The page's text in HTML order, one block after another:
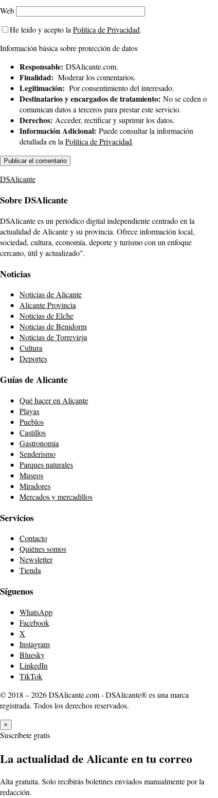
Web
He leído y acepto laPolítica de Privacidad.
Información básica sobre protección de datos
Responsable: DSAlicante.com.
Finalidad: Moderar los comentarios.
Legitimación: Por consentimiento del interesado.
Destinatarios y encargados de tratamiento: No se ceden o
comunican datos a terceros para prestar este servicio.
Derechos: Acceder, rectificar y suprimir los datos.
Información Adicional: Puede consultar la información
detallada en laPolítica de Privacidad.
DSAlicante
Sobre DSAlicante
DSAlicante es un periódico digital independiente centrado en la
actualidad de Alicante y su provincia. Ofrece información local,
sociedad, cultura, economía, deporte y turismo con un enfoque
cercano, útil y actualizado".
Noticias
Noticias de Alicante
Alicante Provincia
Noticias de Elche
Noticias de Benidorm
Noticias de Torrevieja
Cultura
Deportes
Guías de Alicante
Qué hacer en Alicante
Playas
Pueblos
Castillos
Gastronomía
Senderismo
Parques naturales
Museos
Miradores
Mercados y mercadillos
Servicios
Contacto
Quiénes somos
Newsletter
Tienda
Síguenos
WhatsApp
Facebook
X
Instagram
Bluesky
LinkedIn
TikTok
© 2018 – 2026 DSAlicante.com - DSAlicante® es una marca
registrada. Todos los derechos reservados.
×
Suscríbete gratis
La actualidad de Alicante en tu correo
Alta gratuita. Solo recibirás boletines enviados manualmente por la
redacción.